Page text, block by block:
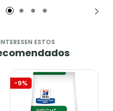
ESTOS
-9%